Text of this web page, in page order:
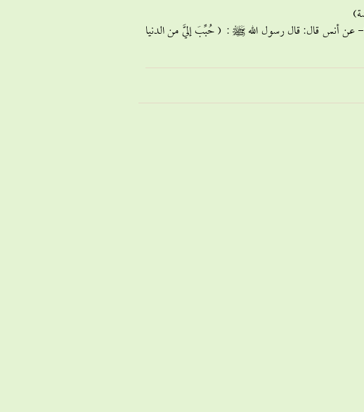
(2)من حديث سنن النسائي – الجزء (7) ، ص (61) رقم الحديث-3939- عن أنس قال: قال رسول الله ^ : ( حُبِّبَ إليَّ من الدنيا